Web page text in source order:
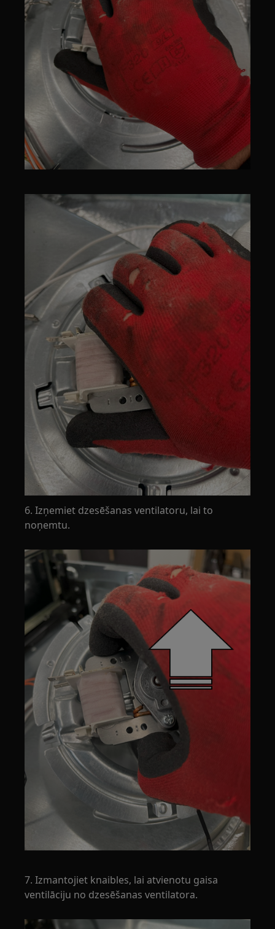
6. Izņemiet dzesēšanas ventilatoru, lai to
noņemtu.
7. Izmantojiet knaibles, lai atvienotu gaisa
ventilāciju no dzesēšanas ventilatora.